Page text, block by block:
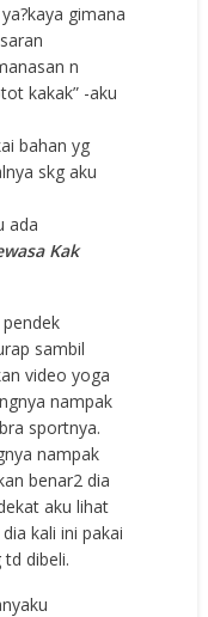
gimana
n
kakak” -aku
bahan yg
skg aku
ada
Kak
sambil
video yoga
nampak
sportnya.
nampak
benar2 dia
aku lihat
kali ini pakai
dibeli.